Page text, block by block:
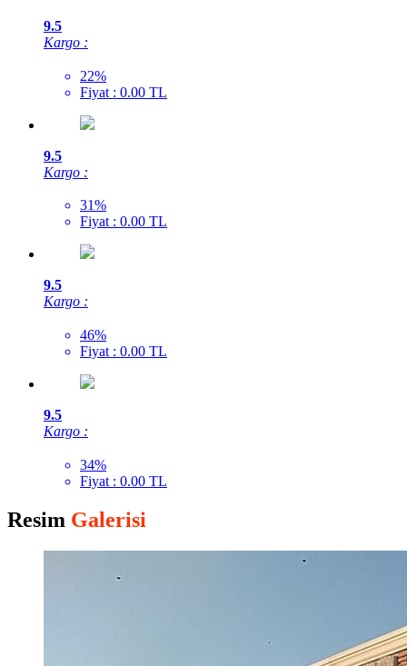
9.5
Kargo :
22%
Fiyat : 0.00 TL
9.5
Kargo :
31%
Fiyat : 0.00 TL
9.5
Kargo :
46%
Fiyat : 0.00 TL
9.5
Kargo :
34%
Fiyat : 0.00 TL
Resim Galerisi